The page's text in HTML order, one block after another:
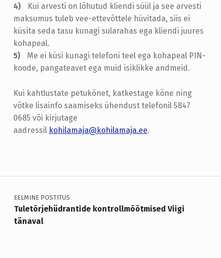
E
S
T
!
Kui arvesti on lõhutud kliendi süül ja see arvesti
maksumus tuleb vee-ettevõttele hüvitada, siis ei
küsita seda tasu kunagi sularahas ega kliendi juures
kohapeal.
Me ei küsi kunagi telefoni teel ega kohapeal PIN-
koode, pangateavet ega muid isiklikke andmeid.
Kui kahtlustate petukõnet, katkestage kõne ning
võtke lisainfo saamiseks ühendust telefonil 5847
0685 või kirjutage
aadressil kohilamaja@kohilamaja.ee.
Navigeerimine
EELMINE POSTITUS
Tuletõrjehüdrantide kontrollmõõtmised Viigi
tänaval